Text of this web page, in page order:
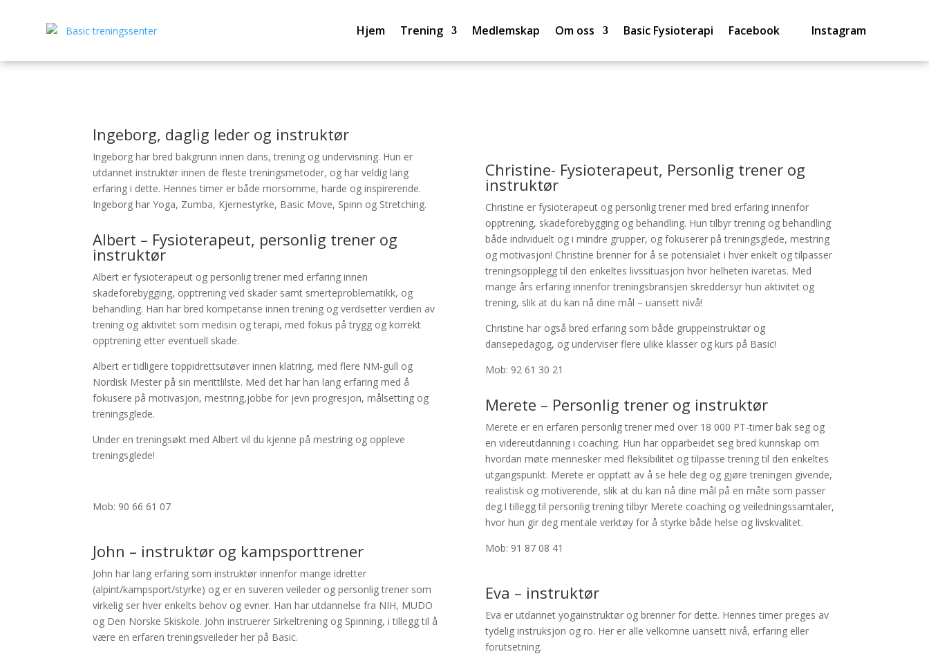
Hjem Trening Medlemskap Om oss Basic Fysioterapi Facebook Instagram
Ingeborg, daglig leder og instruktør
Ingeborg har bred bakgrunn innen dans, trening og undervisning. Hun er
utdannet instruktør innen de fleste treningsmetoder, og har veldig lang
erfaring i dette. Hennes timer er både morsomme, harde og inspirerende.
Ingeborg har Yoga, Zumba, Kjernestyrke, Basic Move, Spinn og Stretching.
Albert – Fysioterapeut, personlig trener og
instruktør
Albert er fysioterapeut og personlig trener med erfaring innen
skadeforebygging, opptrening ved skader samt smerteproblematikk, og
behandling. Han har bred kompetanse innen trening og verdsetter verdien av
trening og aktivitet som medisin og terapi, med fokus på trygg og korrekt
opptrening etter eventuell skade.
Albert er tidligere toppidrettsutøver innen klatring, med flere NM-gull og
Nordisk Mester på sin merittlilste. Med det har han lang erfaring med å
fokusere på motivasjon, mestring,jobbe for jevn progresjon, målsetting og
treningsglede.
Under en treningsøkt med Albert vil du kjenne på mestring og oppleve
treningsglede!
Mob: 90 66 61 07
John – instruktør og kampsporttrener
John har lang erfaring som instruktør innenfor mange idretter
(alpint/kampsport/styrke) og er en suveren veileder og personlig trener som
virkelig ser hver enkelts behov og evner. Han har utdannelse fra NIH, MUDO
og Den Norske Skiskole. John instruerer Sirkeltrening og Spinning, i tillegg til å
være en erfaren treningsveileder her på Basic.
Christine- Fysioterapeut, Personlig trener og
instruktør
Christine er fysioterapeut og personlig trener med bred erfaring innenfor
opptrening, skadeforebygging og behandling. Hun tilbyr trening og behandling
både individuelt og i mindre grupper, og fokuserer på treningsglede, mestring
og motivasjon! Christine brenner for å se potensialet i hver enkelt og tilpasser
treningsopplegg til den enkeltes livssituasjon hvor helheten ivaretas. Med
mange års erfaring innenfor treningsbransjen skreddersyr hun aktivitet og
trening, slik at du kan nå dine mål – uansett nivå!
Christine har også bred erfaring som både gruppeinstruktør og
dansepedagog, og underviser flere ulike klasser og kurs på Basic!
Mob: 92 61 30 21
Merete – Personlig trener og instruktør
Merete er en erfaren personlig trener med over 18 000 PT-timer bak seg og
en videreutdanning i coaching. Hun har opparbeidet seg bred kunnskap om
hvordan møte mennesker med fleksibilitet og tilpasse trening til den enkeltes
utgangspunkt. Merete er opptatt av å se hele deg og gjøre treningen givende,
realistisk og motiverende, slik at du kan nå dine mål på en måte som passer
deg.I tillegg til personlig trening tilbyr Merete coaching og veiledningssamtaler,
hvor hun gir deg mentale verktøy for å styrke både helse og livskvalitet.
Mob: 91 87 08 41
Eva – instruktør
Eva er utdannet yogainstruktør og brenner for dette. Hennes timer preges av
tydelig instruksjon og ro. Her er alle velkomne uansett nivå, erfaring eller
forutsetning.